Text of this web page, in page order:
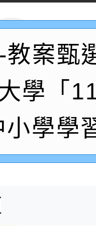
，請參閱
賽
年度學生
牌愛／
防空演習
造教育及
研習
辦理「台
教學示
學習扶助
一-2：國
計畫」
育部表揚
獻獎」實
府交通局
教案甄
學「
小學學